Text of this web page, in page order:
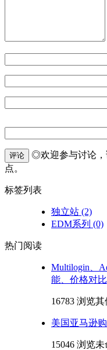
评论
◎欢迎参与讨论，
点。
标签列表
独立站 (2)
EDM系列 (0)
热门阅读
Multilogin、
能、价格对比
16783 浏览其
美国亚马逊
15046 浏览未